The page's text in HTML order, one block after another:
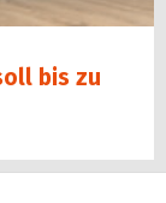
bis zu